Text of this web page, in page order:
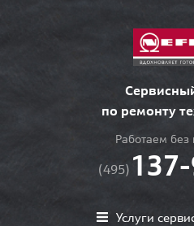
по ремонту
Работаем
(495)
Услуги